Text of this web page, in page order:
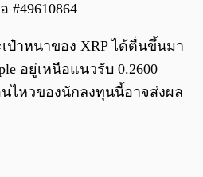
ป๋าหนาของ XRP ได้ตื่นขึ้นมา
อยู่เหนือแนวรับ 0.2600
ไหวของนักลงทุนนี้อาจส่งผล